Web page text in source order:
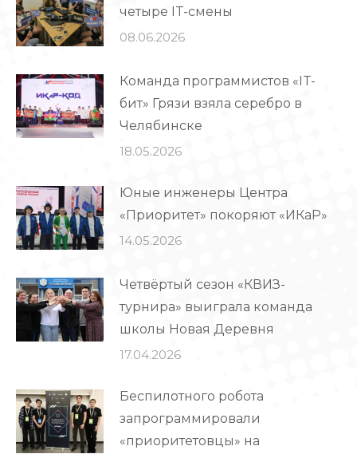
четыре IT-смены
08.06.2026
Команда программистов «IT-
бит» Грязи взяла серебро в
Челябинске
18.05.2026
Юные инженеры Центра
«Приоритет» покоряют «ИКаР»
14.05.2026
Четвёртый сезон «КВИЗ-
турнира» выиграла команда
школы Новая Деревня
17.04.2026
Беспилотного робота
запрограммировали
«приоритетовцы» на